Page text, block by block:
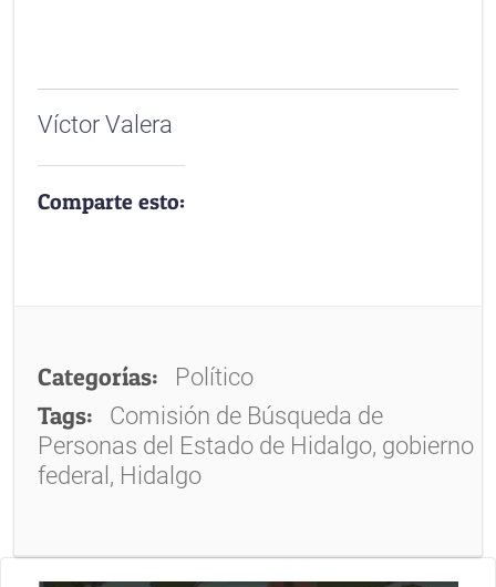
Víctor Valera
Comparte esto:
Categorías: Político
Tags:
Comisión de Búsqueda de
Personas del Estado de Hidalgo, gobierno
federal, Hidalgo